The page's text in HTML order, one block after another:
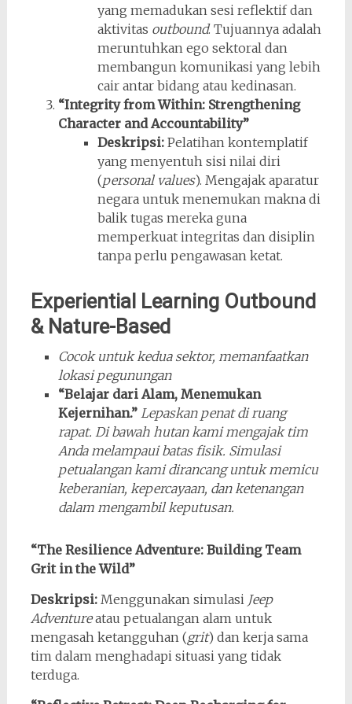
yang memadukan sesi reflektif dan
aktivitas outbound. Tujuannya adalah
meruntuhkan ego sektoral dan
membangun komunikasi yang lebih
cair antar bidang atau kedinasan.
“Integrity from Within: Strengthening
Character and Accountability”
Deskripsi:Pelatihan kontemplatif
yang menyentuh sisi nilai diri
(personal values). Mengajak aparatur
negara untuk menemukan makna di
balik tugas mereka guna
memperkuat integritas dan disiplin
tanpa perlu pengawasan ketat.
Experiential Learning Outbound
& Nature-Based
Cocok untuk kedua sektor, memanfaatkan
lokasi pegunungan
“Belajar dari Alam, Menemukan
Kejernihan.” Lepaskan penat di ruang
rapat. Di bawah hutan kami mengajak tim
Anda melampaui batas fisik. Simulasi
petualangan kami dirancang untuk memicu
keberanian, kepercayaan, dan ketenangan
dalam mengambil keputusan.
“The Resilience Adventure: Building Team
Grit in the Wild”
Deskripsi:Menggunakan simulasi Jeep
Adventureatau petualangan alam untuk
mengasah ketangguhan (grit) dan kerja sama
tim dalam menghadapi situasi yang tidak
terduga.